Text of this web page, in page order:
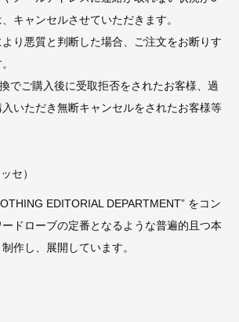
キャンセルさせていただきます。
より悪質と判断した場合、ご注文をお断りす
でご購入後に受取拒否をされたお客様、過
いただき無断キャンセルをされたお客様等
セ）
EDITORIAL DEPARTMENT” をコン
ドローブの定番となるような普遍的且つ本
作し、展開しています。